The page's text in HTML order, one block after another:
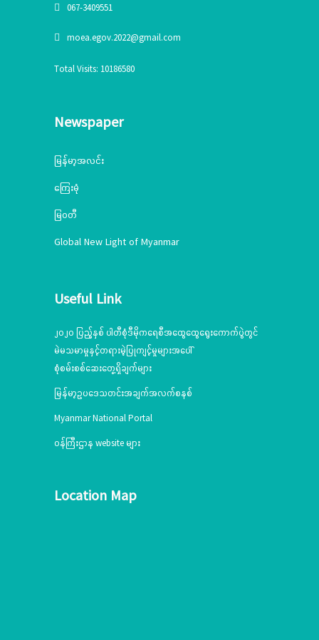
067-3409551
moea.egov.2022@gmail.com
Total Visits: 10186580
Newspaper
မြန်မာ့အလင်း
ကြေးမုံ
မြဝတီ
Global New Light of Myanmar
Useful Link
၂၀၂၀ ပြည့်နှစ် ပါတီစုံဒီမိုကရေစီအထွေထွေရွေးကောက်ပွဲတွင်
မဲမသမာမှုနှင့်တရားမဲ့ပြုကျင့်မှုများအပေါ်
စုံစမ်းစစ်ဆေးတွေ့ရှိချက်များ
မြန်မာ့ဥပဒေသတင်းအချက်အလက်စနစ်
Myanmar National Portal
ဝန်ကြီးဌာန website များ
Location Map